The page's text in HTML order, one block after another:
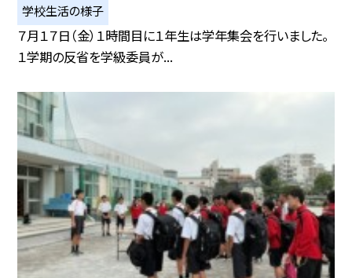
学校生活の様子
７月１７日（金）１時間目に１年生は学年集会を行いました。
１学期の反省を学級委員が...